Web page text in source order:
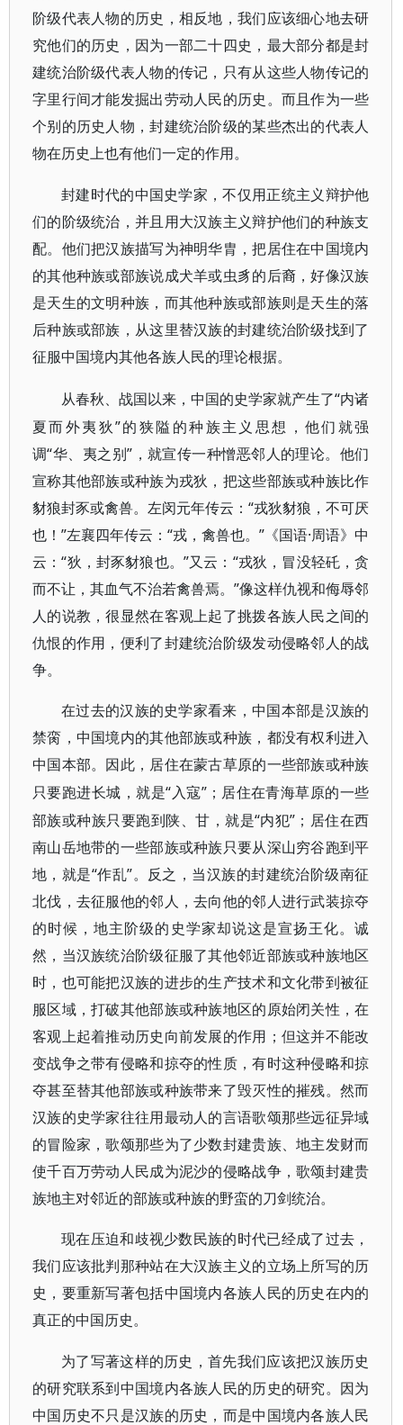
阶级代表人物的历史，相反地，我们应该细心地去研
究他们的历史，因为一部二十四史，最大部分都是封
建统治阶级代表人物的传记，只有从这些人物传记的
字里行间才能发掘出劳动人民的历史。而且作为一些
个别的历史人物，封建统治阶级的某些杰出的代表人
物在历史上也有他们一定的作用。
封建时代的中国史学家，不仅用正统主义辩护他
们的阶级统治，并且用大汉族主义辩护他们的种族支
配。他们把汉族描写为神明华胄，把居住在中国境内
的其他种族或部族说成犬羊或虫豸的后裔，好像汉族
是天生的文明种族，而其他种族或部族则是天生的落
后种族或部族，从这里替汉族的封建统治阶级找到了
征服中国境内其他各族人民的理论根据。
从春秋、战国以来，中国的史学家就产生了“内诸
夏而外夷狄”的狭隘的种族主义思想，他们就强
调“华、夷之别”，就宣传一种憎恶邻人的理论。他们
宣称其他部族或种族为戎狄，把这些部族或种族比作
豺狼封豕或禽兽。左闵元年传云：“戎狄豺狼，不可厌
也！”左襄四年传云：“戎，禽兽也。”《国语·周语》中
云：“狄，封豕豺狼也。”又云：“戎狄，冒没轻矺，贪
而不让，其血气不治若禽兽焉。”像这样仇视和侮辱邻
人的说教，很显然在客观上起了挑拨各族人民之间的
仇恨的作用，便利了封建统治阶级发动侵略邻人的战
争。
在过去的汉族的史学家看来，中国本部是汉族的
禁脔，中国境内的其他部族或种族，都没有权利进入
中国本部。因此，居住在蒙古草原的一些部族或种族
只要跑进长城，就是“入寇”；居住在青海草原的一些
部族或种族只要跑到陕、甘，就是“内犯”；居住在西
南山岳地带的一些部族或种族只要从深山穷谷跑到平
地，就是“作乱”。反之，当汉族的封建统治阶级南征
北伐，去征服他的邻人，去向他的邻人进行武装掠夺
的时候，地主阶级的史学家却说这是宣扬王化。诚
然，当汉族统治阶级征服了其他邻近部族或种族地区
时，也可能把汉族的进步的生产技术和文化带到被征
服区域，打破其他部族或种族地区的原始闭关性，在
客观上起着推动历史向前发展的作用；但这并不能改
变战争之带有侵略和掠夺的性质，有时这种侵略和掠
夺甚至替其他部族或种族带来了毁灭性的摧残。然而
汉族的史学家往往用最动人的言语歌颂那些远征异域
的冒险家，歌颂那些为了少数封建贵族、地主发财而
使千百万劳动人民成为泥沙的侵略战争，歌颂封建贵
族地主对邻近的部族或种族的野蛮的刀剑统治。
现在压迫和歧视少数民族的时代已经成了过去，
我们应该批判那种站在大汉族主义的立场上所写的历
史，要重新写著包括中国境内各族人民的历史在内的
真正的中国历史。
为了写著这样的历史，首先我们应该把汉族历史
的研究联系到中国境内各族人民的历史的研究。因为
中国历史不只是汉族的历史，而是中国境内各族人民